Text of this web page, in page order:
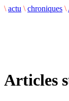
\ actu \ chroniques \
Articles